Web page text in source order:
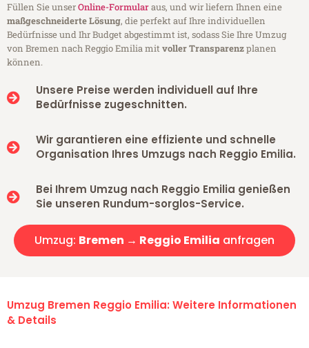
Füllen Sie unserOnline-Formularaus, und wir liefern Ihnen eine
maßgeschneiderte Lösung, die perfekt auf Ihre individuellen
Bedürfnisse und Ihr Budget abgestimmt ist, sodass Sie Ihre Umzug
von Bremen nach Reggio Emilia mitvoller Transparenzplanen
können.
Unsere Preise werden individuell auf Ihre
Bedürfnisse zugeschnitten.
Wir garantieren eine effiziente und schnelle
Organisation Ihres Umzugs nach Reggio Emilia.
Bei Ihrem Umzug nach Reggio Emilia genießen
Sie unseren Rundum-sorglos-Service.
Umzug: Bremen → Reggio Emilia anfragen
Umzug Bremen Reggio Emilia: Weitere Informationen
& Details